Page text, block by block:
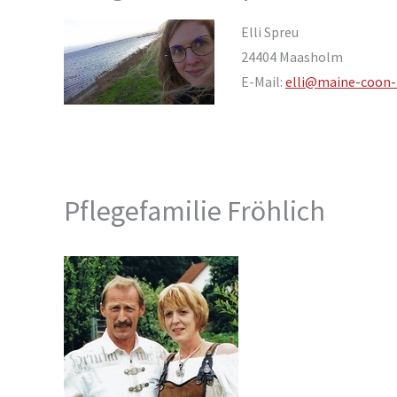
Elli Spreu
24404 Maasholm
E-Mail: elli@maine-
Pflegefamilie Fröhlich